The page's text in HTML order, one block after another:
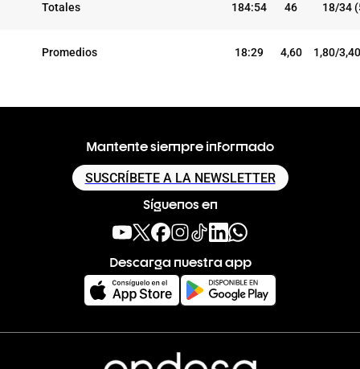
Totales 184:54 46 18/34
Promedios 18:29 4,60 1,80/
Mantente siempre informado
SUSCRÍBETE A LA NEWSLETTER
Síguenos en
Descarga nuestra app